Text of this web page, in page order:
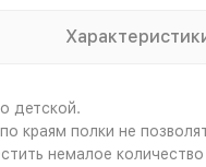
детской.
краям полки не
немалое